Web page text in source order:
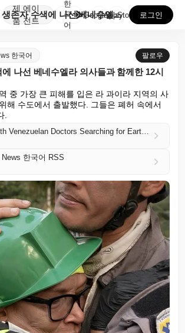
제
품
에이
전트
지진 생존자 수색에 나선 베네수엘라 의사들과 함께한 1...
한
국
어
GooglePlay
AppStore 로그인
한국어 팔로우
나선 베네수엘라 의사들과 함께한 12시
중 가장 큰 피해를 입은 라 과이라 지역의 사
해 수도에서 출발했다. 그들은 폐허 속에서
.
12 Hours With Venezuelan Doctors Searching for Earthquake Survivors
News 한국어 RSS